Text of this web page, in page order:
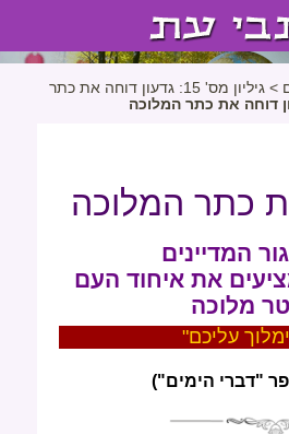
>
גיליון מס' 15: גדעון דוחה את כתר
דוחה את כתר המלוכה
כתר המלוכה
המדיינים
את איחוד העם
מלוכה
עליכם"
"דברי הימים")